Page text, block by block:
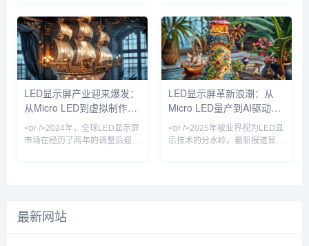
180%，三星、TCL、苹果等头
部厂商纷纷将Mini LED技术下
放至中端产品线，推动终端售价
首次跌破万元大关。与此同时，
Micro LED领域传来重磅消息：
国内头部芯片厂商三安光电宣
布，其微米级LED芯片的巨量转
移良率已提升至99.99%，这一
示屏，像素间距首次突破0.3毫
米，亮度达到10,000尼特，功
耗较传统OLED降低40%。更关
键的是，此前困扰行业的巨量转
移良率问题已从99.9%提升至
99.99%，这意味着Micro LED
电视价格有望在两年内下探至万
元级。与此同时，国内厂商利亚
LED显示屏产业迎来爆发：
从Micro LED到虚拟制作，
技术革命重塑千亿市场
<br />2024年，全球LED显示屏
市场在经历了两年的调整后迎来
共振。在中国，深圳、惠州等地
LED显示屏革新浪潮：从
Micro LED量产到AI驱动的
户外广告新纪元
<br />2025年被业界视为LED显
示技术的分水岭。最新报道显
最新网站